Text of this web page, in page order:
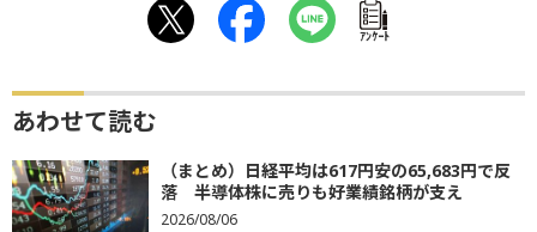
ｱﾝｹｰﾄ
あわせて読む
（まとめ）日経平均は617円安の65,683円で反
落 半導体株に売りも好業績銘柄が支え
2026/08/06